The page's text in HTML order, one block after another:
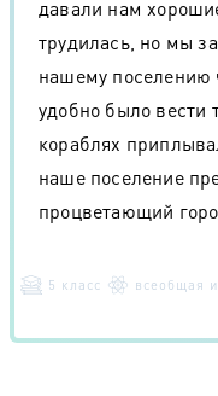
давали нам
трудилась, но мы
нашему поселению
удобно было вести
кораблях
наше поселение
процветающий
5 класс всеобщая